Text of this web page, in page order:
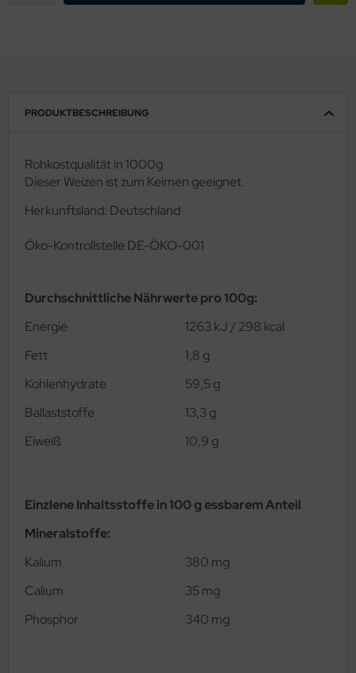
PRODUKTBESCHREIBUNG
Rohkostqualität in 1000g
Dieser Weizen ist zum Keimen geeignet.
Herkunftsland: Deutschland
Öko-Kontrollstelle DE-ÖKO-001
Durchschnittliche Nährwerte pro 100g:
Energie
1263 kJ / 298 kcal
Fett
1,8 g
Kohlenhydrate
59,5 g
Ballaststoffe
13,3 g
Eiweiß
10,9 g
Einzlene Inhaltsstoffe in 100 g essbarem Anteil
Mineralstoffe:
Kalium
380 mg
Calium
35 mg
Phosphor
340 mg